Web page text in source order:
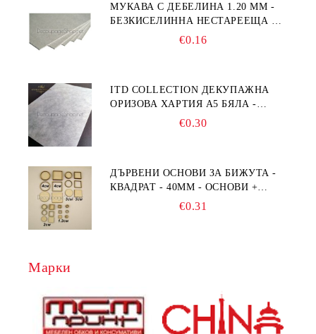
МУКАВА С ДЕБЕЛИНА 1.20 MM -
БЕЗКИСЕЛИННА НЕСТАРЕЕЩА А5
- 210 Х 150ММ€0.16
ITD COLLECTION ДЕКУПАЖНА
ОРИЗОВА ХАРТИЯ А5 БЯЛА -
€0.30
ДЪРВЕНИ ОСНОВИ ЗА БИЖУТА -
КВАДРАТ - 40ММ - ОСНОВИ +
€0.31
Марки